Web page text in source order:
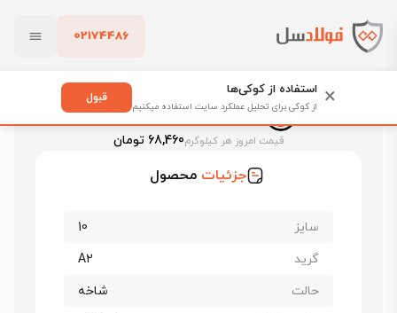
02174486
پاک کردن
فولادسل
قیمت میلگرد 10 راد همدان
قیمت امروز هر کیلوگرم68,460 تومان
جزئیات محصول
سایز
10
گرید
A2
حالت
شاخه
× استفاده از کوکی‌ها
از کوکی برای تحلیل عملکرد سایت استفاده میکنیم
قبول